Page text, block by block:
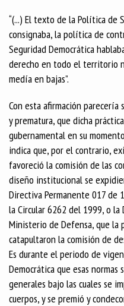
“(...) El texto de la Política de
consignaba, la política de
Seguridad Democrática
derecho en todo el territorio
medía en bajas”.
Con esta afirmación
y prematura, que dicha
gubernamental en su
indica que, por el contrario,
favoreció la comisión de las
diseño institucional se
Directiva Permanente 017 de
la Circular 6262 del 1999, o
Ministerio de Defensa, que la
catapultaron la comisión de
Es durante el periodo de
Democrática que esas
generales bajo las cuales se
cuerpos, y se premió y